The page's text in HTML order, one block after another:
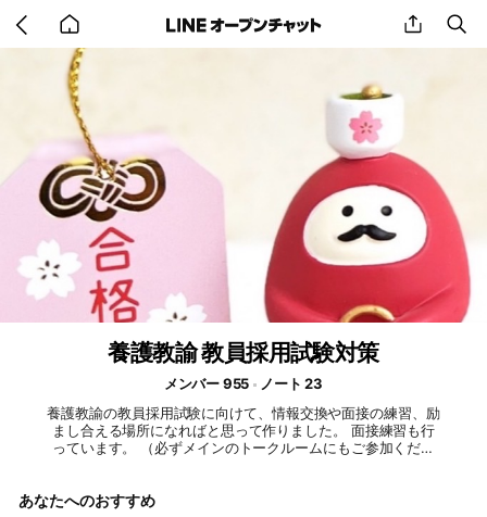
back
to
home
share
養護教諭 教員採用試験対策
メンバー 955
ノート 23
養護教諭の教員採用試験に向けて、情報交換や面接の練習、励
まし合える場所になればと思って作りました。 面接練習も行
っています。 （必ずメインのトークルームにもご参加くださ
あなたへのおすすめ